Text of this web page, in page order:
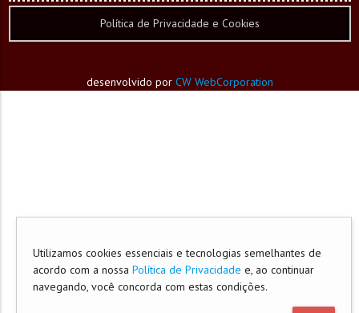
Política de Privacidade e Cookies
desenvolvido por CW WebCorporation
Utilizamos cookies essenciais e tecnologias semelhantes de
acordo com a nossa Política de Privacidade e, ao continuar
navegando, você concorda com estas condições.